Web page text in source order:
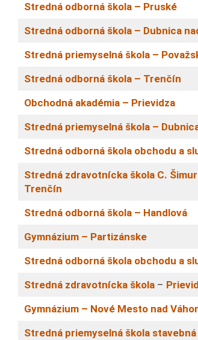
Stredná odborná škola – Pruské
Stredná odborná škola – Dubnica
Stredná priemyselná škola –
Stredná odborná škola – Trenčín
Obchodná akadémia – Prievidza
Stredná priemyselná škola –
Stredná odborná škola obchodu a
Stredná zdravotnícka škola C.
Trenčín
Stredná odborná škola – Handlová
Gymnázium – Partizánske
Stredná odborná škola obchodu a
Stredná zdravotnícka škola–
Gymnázium – Nové Mesto nad
Stredná priemyselná škola stavebná